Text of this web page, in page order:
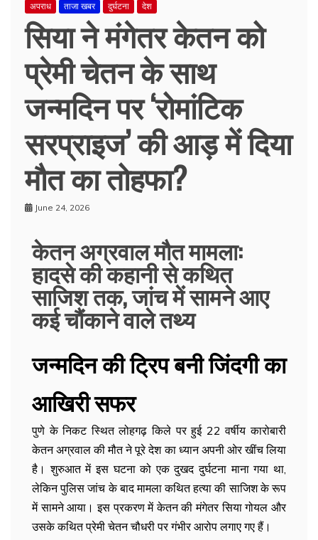
अपराध ताजा खबर दुर्घटना देश
सिया ने मंगेतर केतन को
प्रेमी चेतन के साथ
जन्मदिन पर ‘रोमांटिक
सरप्राइज’ की आड़ में दिया
मौत का तोहफा?
June 24, 2026
केतन अग्रवाल मौत मामला:
हादसे की कहानी से कथित
साजिश तक, जांच में सामने आए
कई चौंकाने वाले तथ्य
जन्मदिन की ट्रिप बनी जिंदगी का
आखिरी सफर
पुणे के निकट स्थित लोहगढ़ किले पर हुई 22 वर्षीय कारोबारी
केतन अग्रवाल की मौत ने पूरे देश का ध्यान अपनी ओर खींच लिया
है। शुरुआत में इस घटना को एक दुखद दुर्घटना माना गया था,
लेकिन पुलिस जांच के बाद मामला कथित हत्या की साजिश के रूप
में सामने आया। इस प्रकरण में केतन की मंगेतर सिया गोयल और
उसके कथित प्रेमी चेतन चौधरी पर गंभीर आरोप लगाए गए हैं।